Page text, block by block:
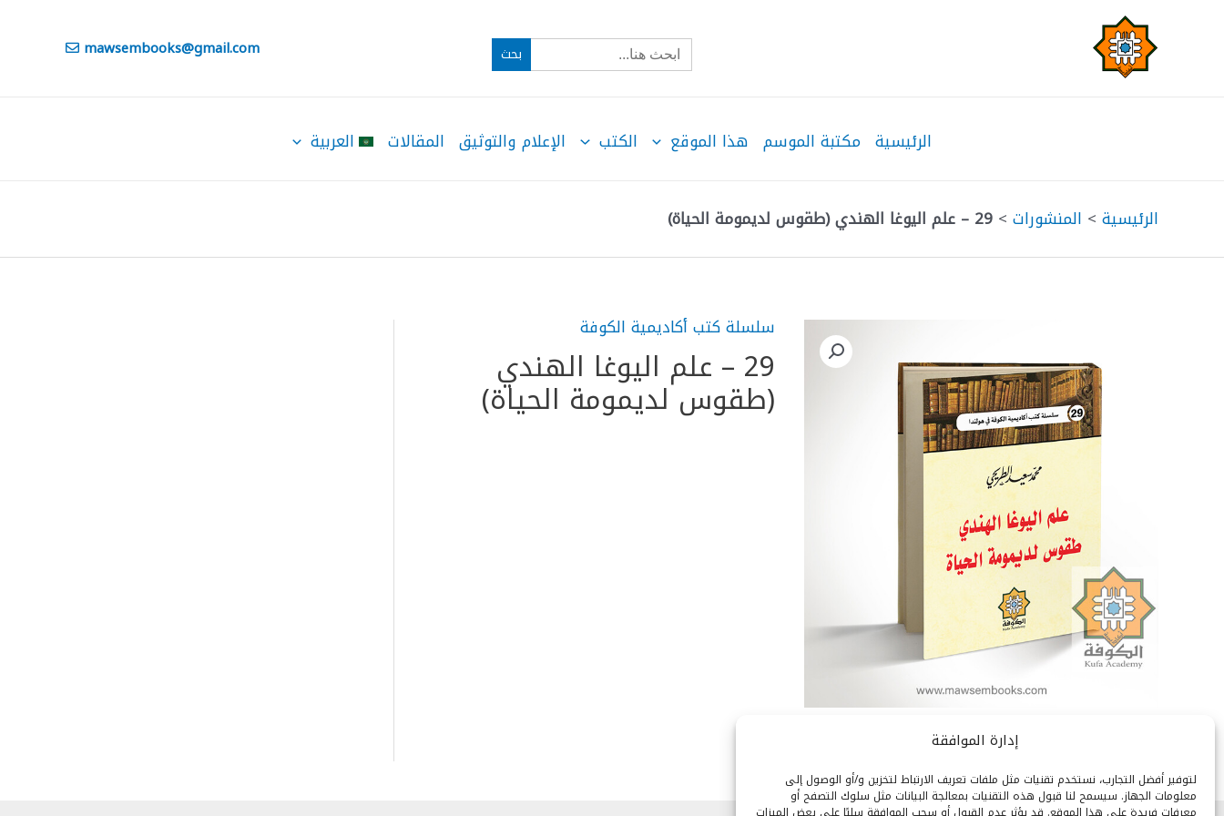
إدارة الموافقة
لتوفير أفضل التجارب، نستخدم تقنيات مثل ملفات تعريف الارتباط لتخزين و/أو الوصول إلى
معلومات الجهاز. سيسمح لنا قبول هذه التقنيات بمعالجة البيانات مثل سلوك التصفح أو
Search
for:
mawsembooks@gmail.com
الرئيسية مكتبة الموسم هذا الموقع الكتب الإعلام والتوثيق المقالات العربية
الرئيسية > المنشورات > 29 – علم اليوغا الهندي (طقوس لديمومة الحياة)
سلسلة كتب أكاديمية الكوفة
29 – علم اليوغا الهندي
(طقوس لديمومة الحياة)